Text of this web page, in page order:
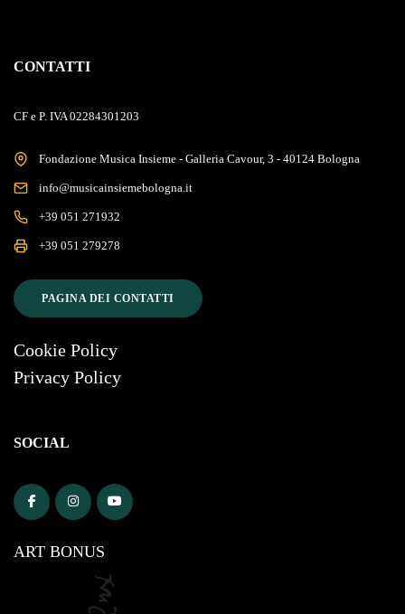
CONTATTI
CF e P. IVA 02284301203
Fondazione Musica Insieme - Galleria Cavour, 3 - 40124 Bologna
info@musicainsiemebologna.it
+39 051 271932
+39 051 279278
PAGINA DEI CONTATTI
Cookie Policy
Privacy Policy
SOCIAL
ART BONUS